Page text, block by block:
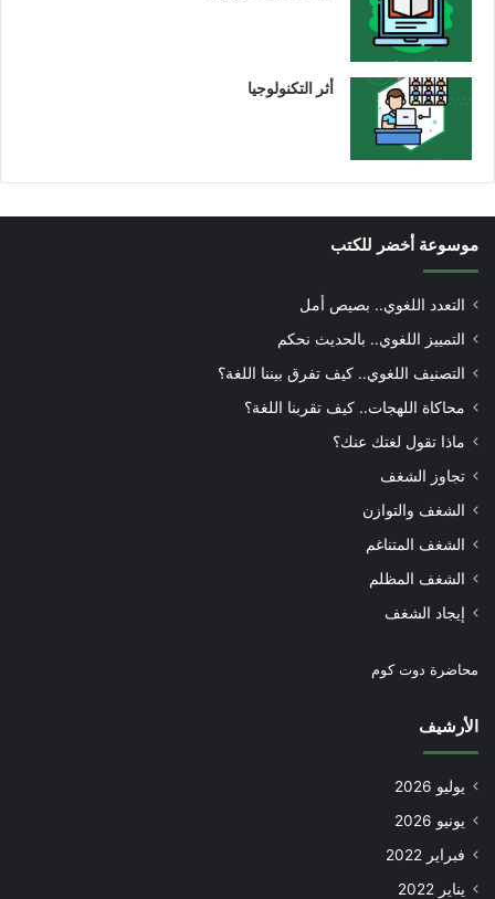
أثر التكنولوجيا
موسوعة أخضر للكتب
التعدد اللغوي.. بصيص أمل
التمييز اللغوي.. بالحديث نحكم
التصنيف اللغوي.. كيف تفرق بيننا اللغة؟
محاكاة اللهجات.. كيف تقربنا اللغة؟
ماذا تقول لغتك عنك؟
تجاوز الشغف
الشغف والتوازن
الشغف المتناغم
الشغف المظلم
إيجاد الشغف
محاضرة دوت كوم
الأرشيف
يوليو 2026
يونيو 2026
فبراير 2022
يناير 2022